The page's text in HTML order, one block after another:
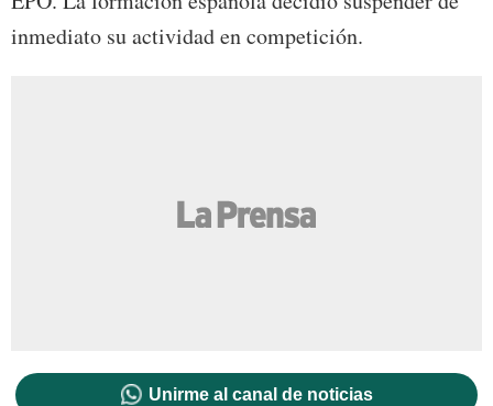
inmediato su actividad en competición.
Unirme al canal de noticias